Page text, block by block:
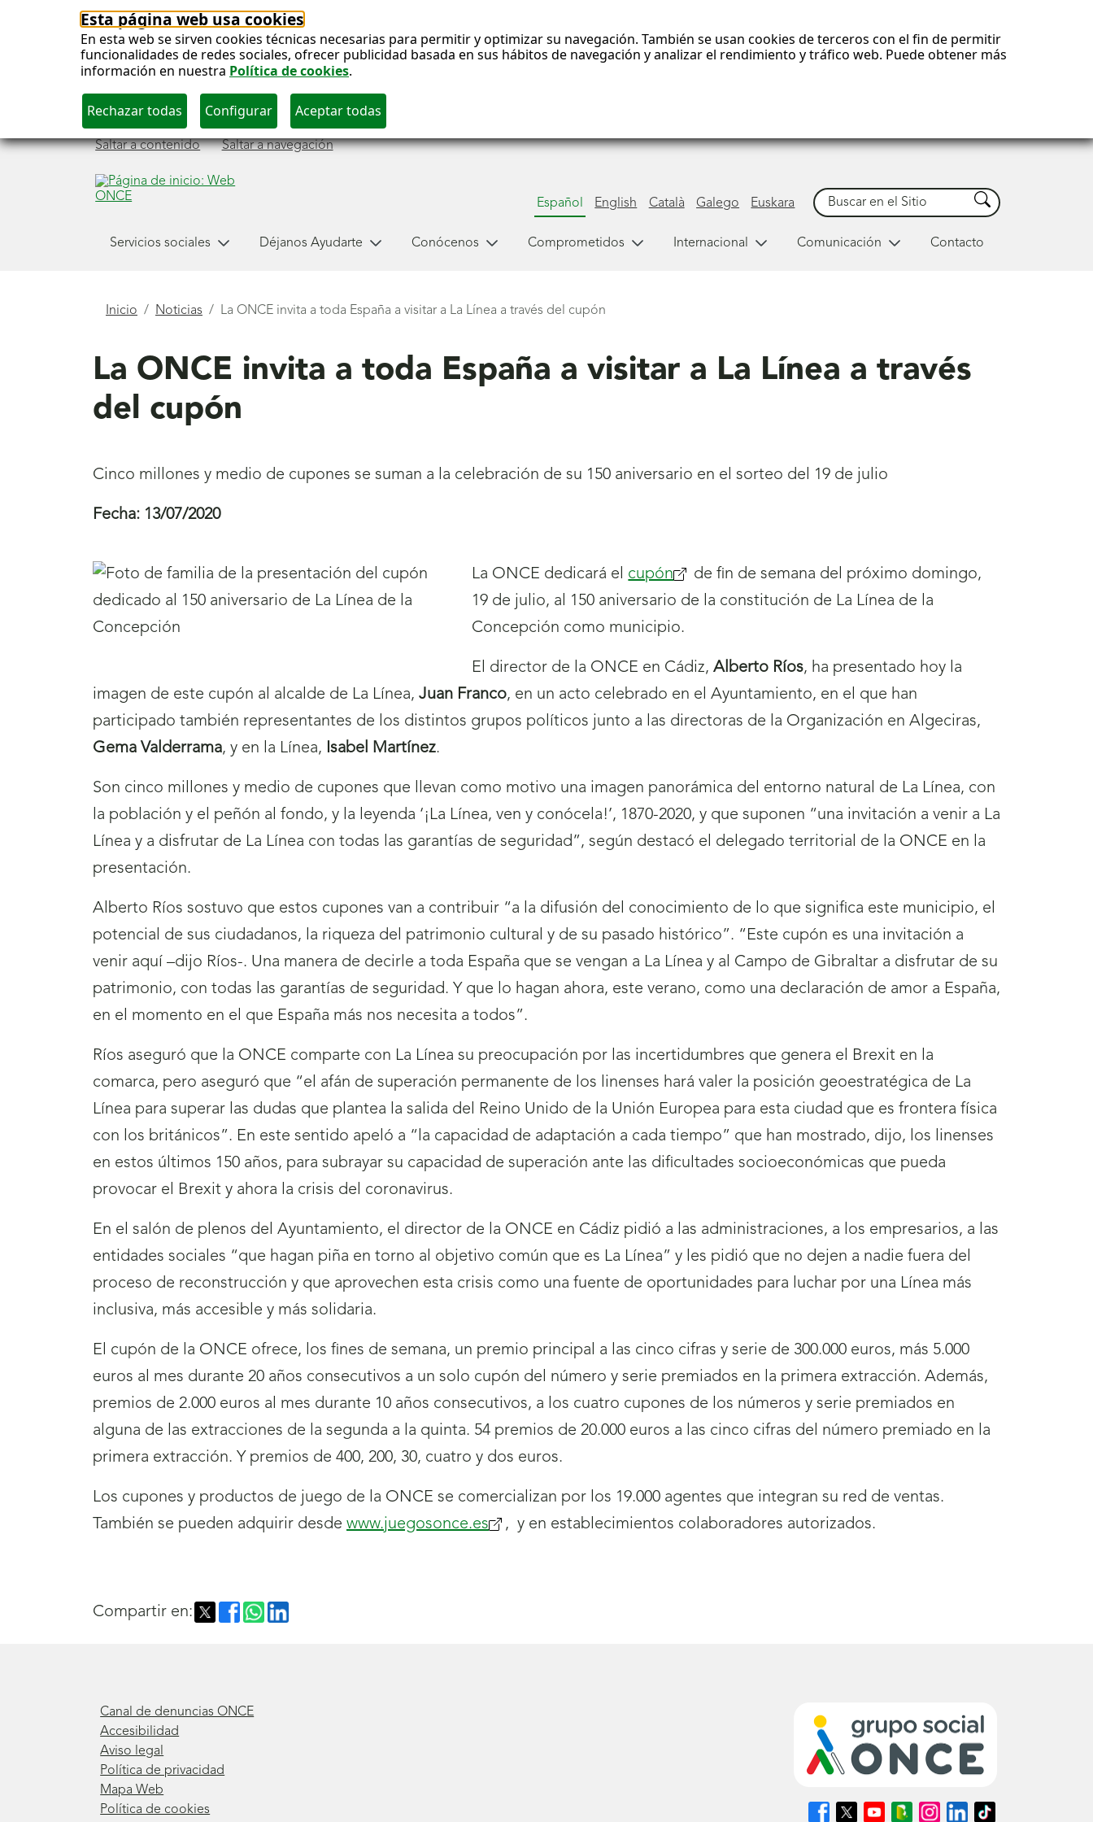
Esta página web usa cookies
En esta web se sirven cookies técnicas necesarias para permitir y optimizar su navegación. También se usan cookies de terceros con el fin de permitir
funcionalidades de redes sociales, ofrecer publicidad basada en sus hábitos de navegación y analizar el rendimiento y tráfico web. Puede obtener más
información en nuestra Política de cookies.
Saltar a contenido Saltar a navegación
Español English Català Galego Euskara
Buscar Buscar
Servicios sociales Déjanos Ayudarte Conócenos Comprometidos Internacional Comunicación Contacto
Está
Inicio Noticias La ONCE invita a toda España a visitar a La Línea a través del cupón
La ONCE invita a toda España a visitar a La Línea a través
del cupón
Cinco millones y medio de cupones se suman a la celebración de su 150 aniversario en el sorteo del 19 de julio
Fecha: 13/07/2020
La ONCE dedicará el cupón(se
abrirá
nueva
ventana)
de fin de semana del próximo domingo,
19 de julio, al 150 aniversario de la constitución de La Línea de la
Concepción como municipio.
El director de la ONCE en Cádiz,Alberto Ríos, ha presentado hoy la
imagen de este cupón al alcalde de La Línea, Juan Franco, en un acto celebrado en el Ayuntamiento, en el que han
participado también representantes de los distintos grupos políticos junto a las directoras de la Organización en Algeciras,
Gema Valderrama, y en la Línea, Isabel Martínez.
Son cinco millones y medio de cupones que llevan como motivo una imagen panorámica del entorno natural de La Línea, con
la población y el peñón al fondo, y la leyenda ‘¡La Línea, ven y conócela!’, 1870-2020, y que suponen “una invitación a venir a La
Línea y a disfrutar de La Línea con todas las garantías de seguridad”, según destacó el delegado territorial de la ONCE en la
presentación.
Alberto Ríos sostuvo que estos cupones van a contribuir “a la difusión del conocimiento de lo que significa este municipio, el
potencial de sus ciudadanos, la riqueza del patrimonio cultural y de su pasado histórico”. “Este cupón es una invitación a
venir aquí –dijo Ríos-. Una manera de decirle a toda España que se vengan a La Línea y al Campo de Gibraltar a disfrutar de su
patrimonio, con todas las garantías de seguridad. Y que lo hagan ahora, este verano, como una declaración de amor a España,
en el momento en el que España más nos necesita a todos”.
Ríos aseguró que la ONCE comparte con La Línea su preocupación por las incertidumbres que genera el Brexit en la
comarca, pero aseguró que “el afán de superación permanente de los linenses hará valer la posición geoestratégica de La
Línea para superar las dudas que plantea la salida del Reino Unido de la Unión Europea para esta ciudad que es frontera física
con los británicos”. En este sentido apeló a “la capacidad de adaptación a cada tiempo” que han mostrado, dijo, los linenses
en estos últimos 150 años, para subrayar su capacidad de superación ante las dificultades socioeconómicas que pueda
provocar el Brexit y ahora la crisis del coronavirus.
En el salón de plenos del Ayuntamiento, el director de la ONCE en Cádiz pidió a las administraciones, a los empresarios, a las
entidades sociales “que hagan piña en torno al objetivo común que es La Línea” y les pidió que no dejen a nadie fuera del
proceso de reconstrucción y que aprovechen esta crisis como una fuente de oportunidades para luchar por una Línea más
inclusiva, más accesible y más solidaria.
El cupón de la ONCE ofrece, los fines de semana, un premio principal a las cinco cifras y serie de 300.000 euros, más 5.000
euros al mes durante 20 años consecutivos a un solo cupón del número y serie premiados en la primera extracción. Además,
premios de 2.000 euros al mes durante 10 años consecutivos, a los cuatro cupones de los números y serie premiados en
alguna de las extracciones de la segunda a la quinta. 54 premios de 20.000 euros a las cinco cifras del número premiado en la
primera extracción. Y premios de 400, 200, 30, cuatro y dos euros.
Los cupones y productos de juego de la ONCE se comercializan por los 19.000 agentes que integran su red de ventas.
También se pueden adquirir desde www.juegosonce.es(se, y en establecimientos colaboradores autorizados.
Compartir en:
Canal de denuncias ONCE
Accesibilidad
Aviso legal
Política de privacidad
Mapa Web
Política de cookies
SíguenosSíguenosSíguenosSíguenosSíguenosSíguenosSíguenos